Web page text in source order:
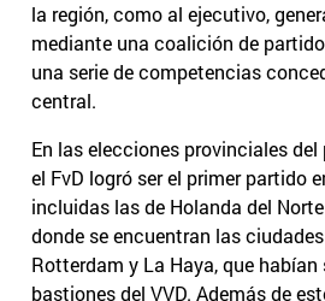
la región, como al ejecutivo,
mediante una coalición de
una serie de competencias
central.
En las elecciones provinciales
el FvD logró ser el primer partido
incluidas las de Holanda del
donde se encuentran las
Rotterdam y La Haya, que
bastiones del VVD. Además de